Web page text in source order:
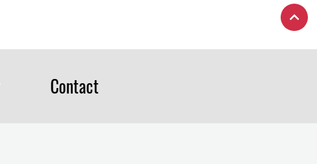
Contact